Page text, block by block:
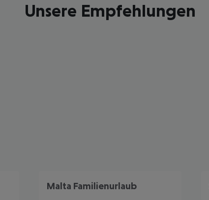
Unsere Empfehlungen
Malta Familienurlaub